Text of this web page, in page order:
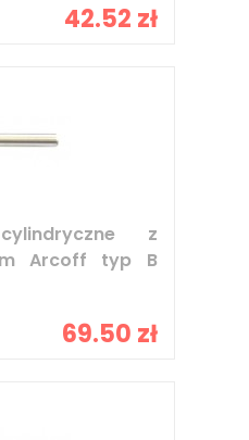
42.52 zł
z
Arcoff typ B
69.50 zł